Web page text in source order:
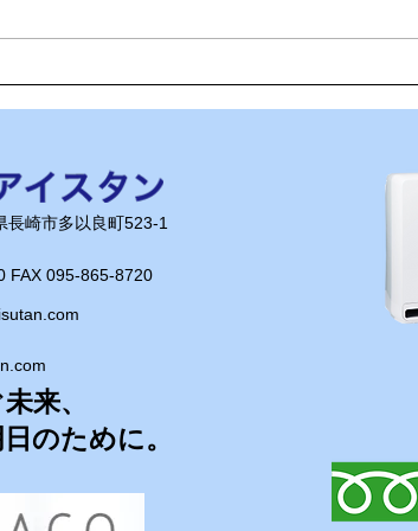
岩瀬道へ！
長崎市多以良町523-1
FAX 095-865-8720​
来、
のために。